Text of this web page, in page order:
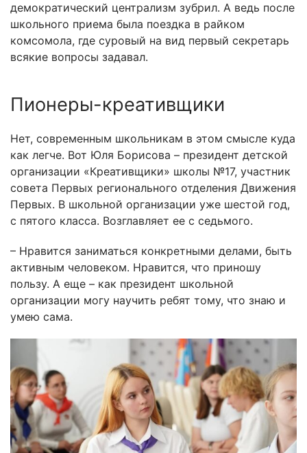
демократический централизм зубрил. А ведь после
школьного приема была поездка в райком
комсомола, где суровый на вид первый секретарь
всякие вопросы задавал.
Пионеры-креативщики
Нет, современным школьникам в этом смысле куда
как легче. Вот Юля Борисова – президент детской
организации «Креативщики» школы №17, участник
совета Первых регионального отделения Движения
Первых. В школьной организации уже шестой год,
с пятого класса. Возглавляет ее с седьмого.
– Нравится заниматься конкретными делами, быть
активным человеком. Нравится, что приношу
пользу. А еще – как президент школьной
организации могу научить ребят тому, что знаю и
умею сама.